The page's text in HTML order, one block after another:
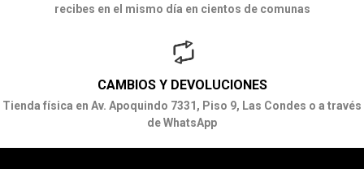
recibes en el mismo día en cientos de comunas
CAMBIOS Y DEVOLUCIONES
Tienda física en Av. Apoquindo 7331, Piso 9, Las Condes o a través
de WhatsApp